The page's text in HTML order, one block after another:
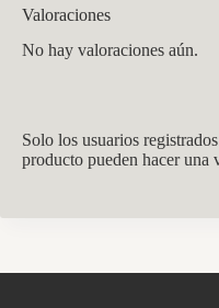
Valoraciones
No hay valoraciones aún.
Solo los usuarios
producto pueden hacer una
Asistente virtual ·